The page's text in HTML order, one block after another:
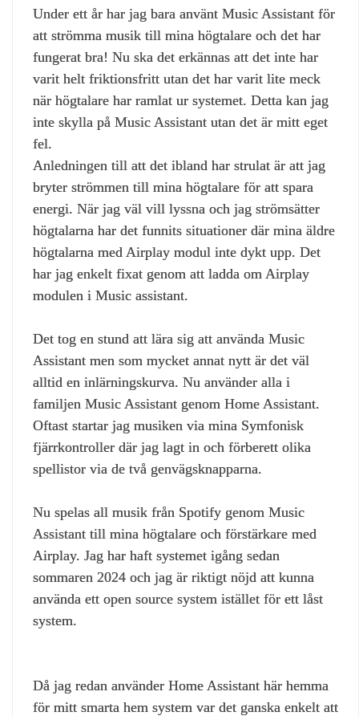
Under ett år har jag bara använt Music Assistant för
att strömma musik till mina högtalare och det har
fungerat bra! Nu ska det erkännas att det inte har
varit helt friktionsfritt utan det har varit lite meck
när högtalare har ramlat ur systemet. Detta kan jag
inte skylla på Music Assistant utan det är mitt eget
fel.
Anledningen till att det ibland har strulat är att jag
bryter strömmen till mina högtalare för att spara
energi. När jag väl vill lyssna och jag strömsätter
högtalarna har det funnits situationer där mina äldre
högtalarna med Airplay modul inte dykt upp. Det
har jag enkelt fixat genom att ladda om Airplay
modulen i Music assistant.
Det tog en stund att lära sig att använda Music
Assistant men som mycket annat nytt är det väl
alltid en inlärningskurva. Nu använder alla i
familjen Music Assistant genom Home Assistant.
Oftast startar jag musiken via mina Symfonisk
fjärrkontroller där jag lagt in och förberett olika
spellistor via de två genvägsknapparna.
Nu spelas all musik från Spotify genom Music
Assistant till mina högtalare och förstärkare med
Airplay. Jag har haft systemet igång sedan
sommaren 2024 och jag är riktigt nöjd att kunna
använda ett open source system istället för ett låst
system.
Då jag redan använder Home Assistant här hemma
för mitt smarta hem system var det ganska enkelt att